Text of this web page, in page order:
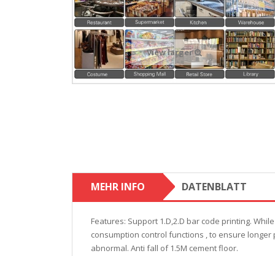
View larger
MEHR INFO DATENBLATT
Features: Support 1.D,2.D bar code printing.
consumption control functions , to ensure longer
abnormal. Anti fall of 1.5M cement floor.